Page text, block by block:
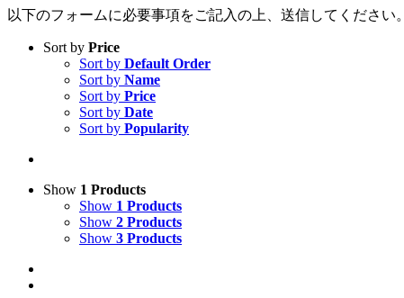
以下のフォームに必要事項をご記入の上、送信してください。
Sort by Price
Sort by Default Order
Sort by Name
Sort by Price
Sort by Date
Sort by Popularity
Show 1 Products
Show 1 Products
Show 2 Products
Show 3 Products